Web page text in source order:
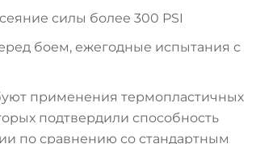
силы более 300 PSI
боем, ежегодные испытания с
применения термопластичных
подтвердили способность
по сравнению со стандартным